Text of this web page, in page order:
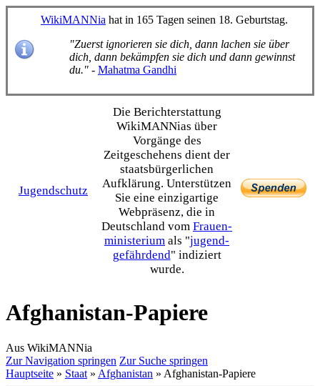
WikiMANNia hat in 165 Tagen seinen 18. Geburtstag.
"Zuerst ignorieren sie dich, dann lachen sie über
dich, dann bekämpfen sie dich und dann gewinnst
du." - Mahatma Gandhi
Jugendschutz
Die Bericht­erstattung
WikiMANNias über
Vorgänge des
Zeitgeschehens dient der
staats­bürgerlichen
Aufklärung. Unterstützen
Sie eine einzig­artige
Webpräsenz, die in
Deutschland vom Frauen­
ministerium als "jugend­
gefährdend" indiziert
wurde.
Afghanistan-Papiere
Aus WikiMANNia
Zur Navigation springen Zur Suche springen
Hauptseite » Staat » Afghanistan » Afghanistan-Papiere